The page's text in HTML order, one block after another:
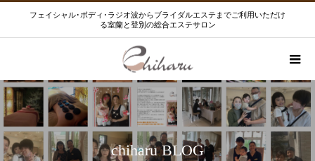
フェイシャル･ボディ･ラジオ波からブライダルエステまでご利用いただけ
る室蘭と登別の総合エステサロン
chiharu BLOG